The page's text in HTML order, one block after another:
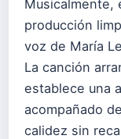
Musicalmente,
producción
voz de María
La canción
establece una
acompañado
calidez sin